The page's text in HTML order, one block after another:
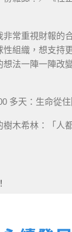
非常重視財報的
性組織，想支持
法一陣一陣改
多天：生命從
木希林：「人